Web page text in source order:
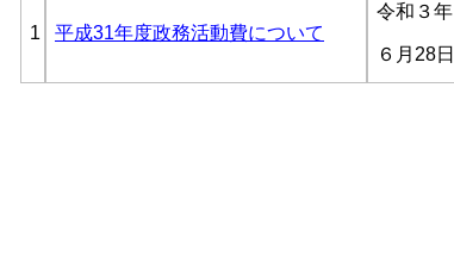
1 平成31年度政務活動費について
令和３年
６月28日